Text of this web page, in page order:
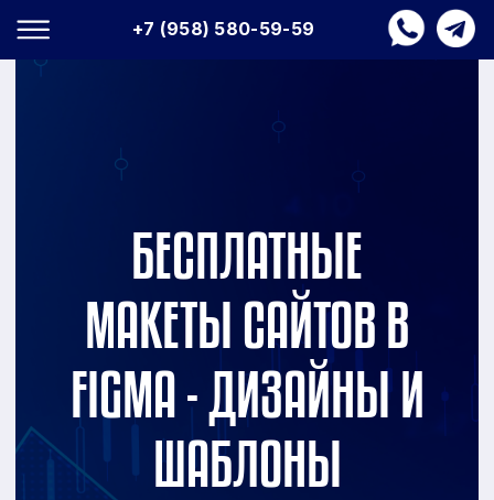
+7 (958) 580-59-59
БЕСПЛАТНЫЕ
МАКЕТЫ САЙТОВ В
FIGMA - ДИЗАЙНЫ И
ШАБЛОНЫ